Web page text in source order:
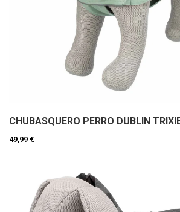
CHUBASQUERO PERRO DUBLIN
49,99 €